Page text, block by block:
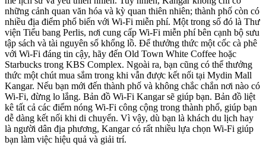
những cảnh quan văn hóa và kỳ quan thiên nhiên; thành phố còn có
nhiều địa điểm phổ biến với Wi-Fi miễn phí. Một trong số đó là Thư
viện Tiểu bang Perlis, nơi cung cấp Wi-Fi miễn phí bên cạnh bộ sưu
tập sách và tài nguyên số khổng lồ. Để thưởng thức một cốc cà phê
với Wi-Fi đáng tin cậy, hãy đến Old Town White Coffee hoặc
Starbucks trong KBS Complex. Ngoài ra, bạn cũng có thể thưởng
thức một chút mua sắm trong khi vẫn được kết nối tại Mydin Mall
Kangar. Nếu bạn mới đến thành phố và không chắc chắn nơi nào có
Wi-Fi, đừng lo lắng. Bản đồ Wi-Fi Kangar sẽ giúp bạn. Bản đồ liệt
kê tất cả các điểm nóng Wi-Fi công cộng trong thành phố, giúp bạn
dễ dàng kết nối khi di chuyển. Vì vậy, dù bạn là khách du lịch hay
là người dân địa phương, Kangar có rất nhiều lựa chọn Wi-Fi giúp
bạn làm việc hiệu quả và giải trí.